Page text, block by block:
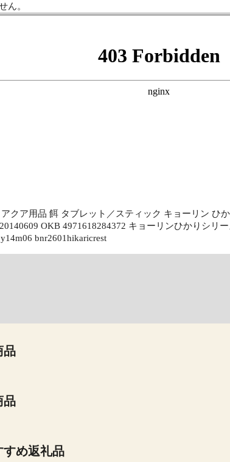
ん。
クア用品 餌 タブレット／スティック キョーリン ひ
OKB 4971618284372 キョーリンひかりシリ
bnr2601hikaricrest
品
品
すめ返礼品